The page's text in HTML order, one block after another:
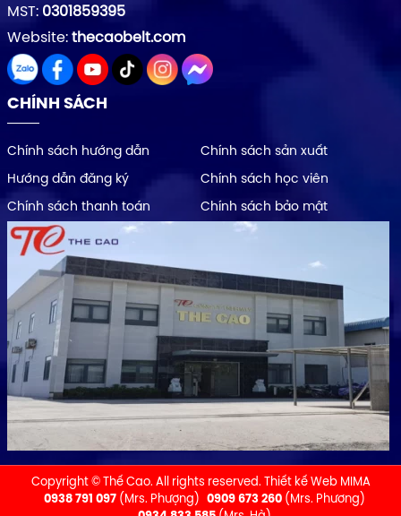
MST: 0301859395
Website: thecaobelt.com
CHÍNH SÁCH
Chính sách hướng dẫn Chính sách sản xuất
Hướng dẫn đăng ký Chính sách học viên
Chính sách thanh toán Chính sách bảo mật
Copyright © Thế Cao. All rights reserved.
Thiết kế Web MIMA
0938 791 097 (Mrs. Phượng) 0909 673 260 (Mrs. Phương)